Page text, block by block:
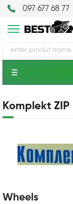
097 677 68 77
Komplekt ZIP
Wheels